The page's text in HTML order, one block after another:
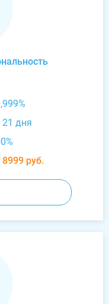
21 дня
8999 руб.